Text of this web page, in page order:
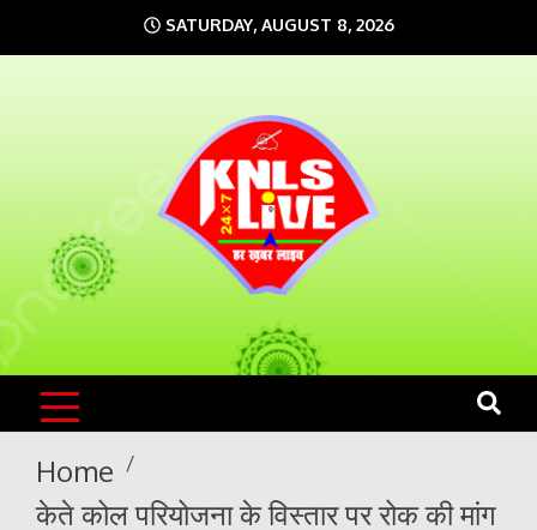
to
SATURDAY, AUGUST 8, 2026
KNLS LIVE
India`s No.1 News Portal
Home
केते कोल परियोजना के विस्तार पर रोक की मांग